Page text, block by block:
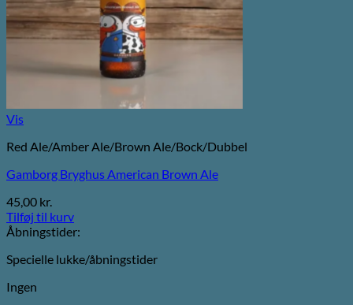
Vis
Red Ale/Amber Ale/Brown Ale/Bock/Dubbel
Gamborg Bryghus American Brown Ale
45,00 kr.
Tilføj til kurv
Åbningstider:
Specielle lukke/åbningstider
Ingen